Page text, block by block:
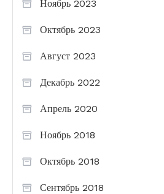
Ноябрь 2023
Октябрь 2023
Август 2023
Декабрь 2022
Апрель 2020
Ноябрь 2018
Октябрь 2018
Сентябрь 2018